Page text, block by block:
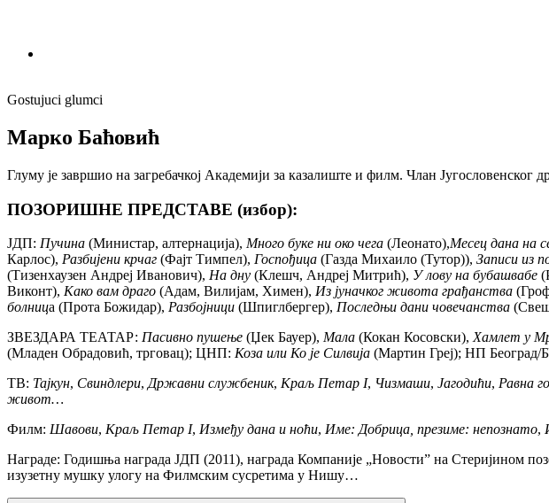
Gostujuci glumci
Марко Баћовић
Глуму је завршио на загребачкој Академији за казалиште и филм. Члан Југословенског
ПОЗОРИШНЕ ПРЕДСТАВЕ (избор):
ЈДП: Пучина (Министар, алтернација), Много буке ни око чега (Леонато),Месец дана на
Карлос), Разбијени крчаг (Фајт Тимпел), Госпођица (Газда Михаило (Тутор)), Записи из
(Тизенхаузен Андреј Иванович), На дну (Клешч, Андреј Митрић), У лову на бубашвабе
Виконт), Како вам драго (Адам, Вилијам, Химен), Из јуначког живота грађанства
болница (Прота Божидар), Разбојници (Шпиглбергер), Последњи дани човечанства
ЗВЕЗДАРА ТЕАТАР: Пасивно пушење (Џек Бауер), Мала (Кокан Косовски), Хамлет у
(Младен Обрадовић, трговац); ЦНП: Коза или Ко је Силвија (Мартин Греј); НП
ТВ: Тајкун, Свиндлери, Државни службеник, Краљ Петар I, Чизмаши, Јагодићи, Равна
живот…
Филм: Шавови, Краљ Петар I, Између дана и ноћи, Име: Добрица, презиме: непознато,
Награде: Годишња награда ЈДП (2011), награда Компаније „Новости” на Стеријином
изузетну мушку улогу на Филмским сусретима у Нишу…